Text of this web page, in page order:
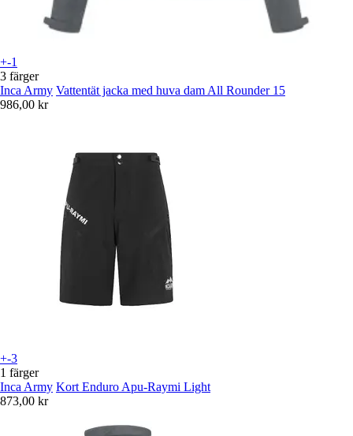
+-1
3 färger
Inca Army Vattentät jacka med huva dam All Rounder 15
986,00 kr
+-3
1 färger
Inca Army Kort Enduro Apu-Raymi Light
873,00 kr